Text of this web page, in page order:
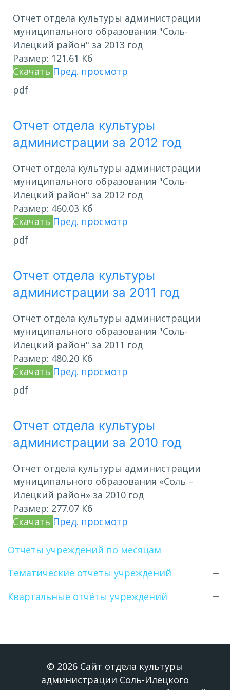
Отчет отдела культуры администрации
муниципального образования "Соль-
Илецкий район" за 2013 год
Размер: 121.61 Кб
Скачать Пред. просмотр
pdf
Отчет отдела культуры
администрации за 2012 год
Отчет отдела культуры администрации
муниципального образования "Соль-
Илецкий район" за 2012 год
Размер: 460.03 Кб
Скачать Пред. просмотр
pdf
Отчет отдела культуры
администрации за 2011 год
Отчет отдела культуры администрации
муниципального образования "Соль-
Илецкий район" за 2011 год
Размер: 480.20 Кб
Скачать Пред. просмотр
pdf
Отчет отдела культуры
администрации за 2010 год
Отчет отдела культуры администрации
муниципального образования «Соль –
Илецкий район» за 2010 год
Размер: 277.07 Кб
Скачать Пред. просмотр
Отчёты учреждений по месяцам
Тематические отчёты учреждений
Квартальные отчёты учреждений
© 2026 Сайт отдела культуры
администрации Соль-Илецкого